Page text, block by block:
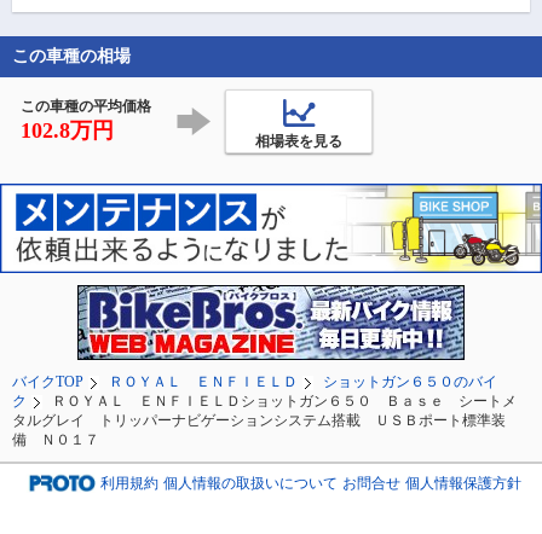
走りながら伊豆じゃな
くて逆の横須賀方面な
そ
この車種の相場
この車種の平均価格
102.8万円 相場表を見る
バイクTOP ＲＯＹＡＬ ＥＮＦＩＥＬＤ
ショットガン６５０のバイ
ク
ＲＯＹＡＬ ＥＮＦＩＥＬＤショットガン６５０ Ｂａｓｅ シートメ
タルグレイ トリッパーナビゲーションシステム搭載 ＵＳＢポート標準装
備 Ｎ０１７
利用規約 個人情報の取扱いについて お問合せ 個人情報保護方針